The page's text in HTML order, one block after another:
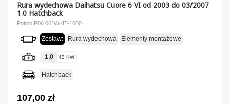
Rura wydechowa Daihatsu Cuore 6 VI od 2003 do 03/2007
1.0 Hatchback
Polmo P06.06^WKIT-1000
Zestaw: Rura wydechowa Elementy montażowe
1.0 43 KW
Hatchback
107,00 zł